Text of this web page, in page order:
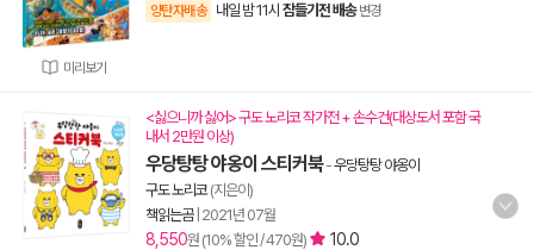
미리보기
양탄자배송 내일 밤 11시 잠들기전 배송 변경
<싫으니까 싫어> 구도 노리코 작가전 + 손수건(대상도서 포함 국
내서 2만원 이상)
우당탕탕 야옹이 스티커북-우당탕탕 야옹이
구도 노리코(지은이)
책읽는곰| 2021년 07월
8,550원 (10% 할인 / 470원) 10.0